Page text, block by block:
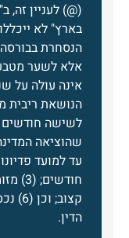
(@) לעניין
הנסחרת
אלא לשער
אינה עולה על
הנושאת
שהוציאה
עד למועד
הדין.